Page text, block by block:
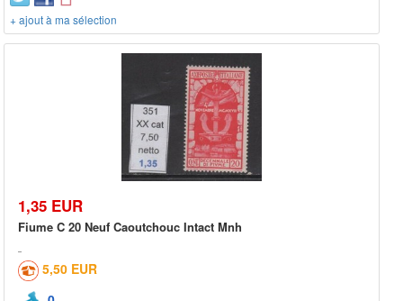
+ ajout à ma sélection
1,35 EUR
Fiume C 20 Neuf Caoutchouc Intact Mnh
5,50 EUR